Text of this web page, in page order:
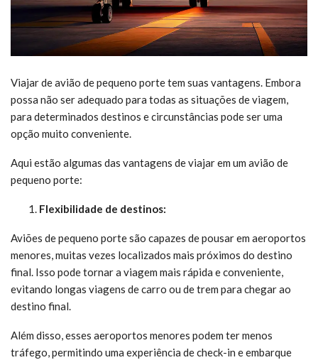
Viajar de avião de pequeno porte tem suas vantagens. Embora
possa não ser adequado para todas as situações de viagem,
para determinados destinos e circunstâncias pode ser uma
opção muito conveniente.
Aqui estão algumas das vantagens de viajar em um avião de
pequeno porte:
Flexibilidade de destinos:
Aviões de pequeno porte são capazes de pousar em aeroportos
menores, muitas vezes localizados mais próximos do destino
final. Isso pode tornar a viagem mais rápida e conveniente,
evitando longas viagens de carro ou de trem para chegar ao
destino final.
Além disso, esses aeroportos menores podem ter menos
tráfego, permitindo uma experiência de check-in e embarque